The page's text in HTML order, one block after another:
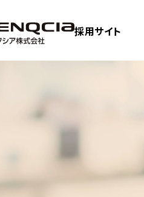
採用サイト